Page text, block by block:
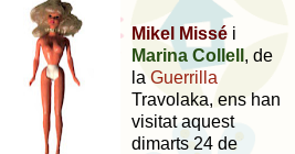
Mikel Missé i
Marina Collell , de
la Guerrilla
Travolaka, ens han
visitat aquest
dimarts 24 de